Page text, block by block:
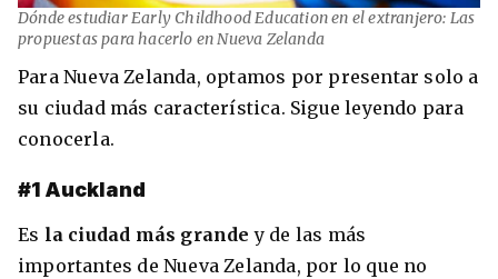
Dónde estudiar Early Childhood Education en el extranjero: Las
propuestas para hacerlo en Nueva Zelanda
Para Nueva Zelanda, optamos por presentar solo a
su ciudad más característica. Sigue leyendo para
conocerla.
#1 Auckland
Es la ciudad más grandey de las más
importantes de Nueva Zelanda, por lo que no